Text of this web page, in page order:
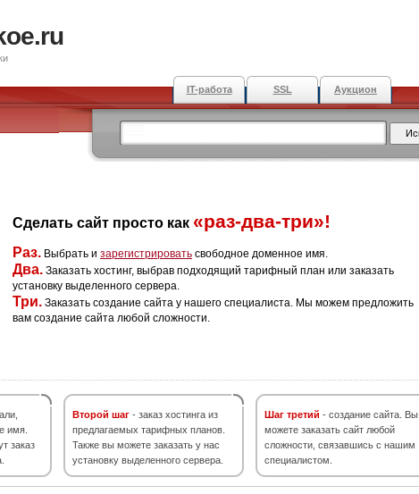
IT-работа SSL Аукцион
Сделать сайт просто как «раз-два-три»!
Раз. Выбрать и зарегистрировать свободное доменное имя.
Два. Заказать хостинг, выбрав подходящий тарифный план или заказать
установку выделенного сервера.
Три. Заказать создание сайта у нашего специалиста. Мы можем предложить
вам создание сайта любой сложности.
имя.
заказ
Второй шаг - заказ хостинга из
предлагаемых тарифных планов.
Также вы можете заказать у нас
установку выделенного сервера.
Шаг третий - создание сайта. Вы
можете заказать сайт любой
сложности, связавшись с нашим
специалистом.